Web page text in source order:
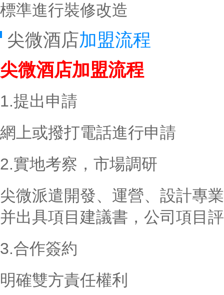
標準進行裝修改造
尖微酒店加盟流程
尖微酒店加盟流程
1.提出申請
網上或撥打電話進行申請
2.實地考察，市場調研
尖微派遣開發、運營、設計專
并出具項目建議書，公司項目
3.合作簽約
明確雙方責任權利